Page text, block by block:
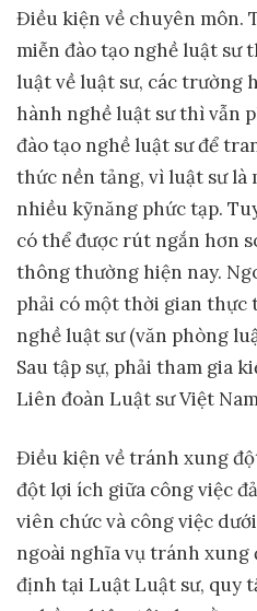
Điều kiện về chuyên môn.
miễn đào tạo nghề luật sư
luật về luật sư, các trường
hành nghề luật sư thì vẫn
đào tạo nghề luật sư để
thức nền tảng, vì luật sư là
nhiều kỹnăng phức tạp.
có thể được rút ngắn hơn
thông thường hiện nay.
phải có một thời gian thực
nghề luật sư (văn phòng
Sau tập sự, phải tham gia
Liên đoàn Luật sư Việt
Điều kiện về tránh xung
đột lợi ích giữa công việc
viên chức và công việc
ngoài nghĩa vụ tránh
định tại Luật Luật sư, quy